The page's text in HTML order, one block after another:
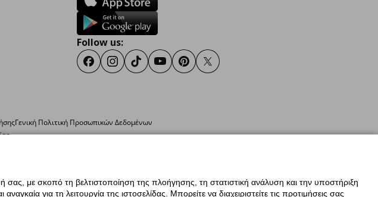
Follow us:
FacebookInstagram
TikTokYoutubePinterestTwitter
Γενική Πολιτική Προσωπικών Δεδομένων
με σκοπό τη βελτιστοποίηση της πλοήγησης, τη στατιστική ανάλυση και την υποστήριξη
για τη λειτουργία της ιστοσελίδας. Μπορείτε να διαχειριστείτε τις προτιμήσεις σας